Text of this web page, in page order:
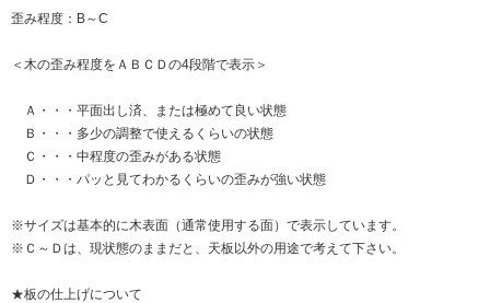
歪み程度：B～C
＜木の歪み程度をＡＢＣＤの4段階で表示＞
Ａ・・・平面出し済、または極めて良い状態
Ｂ・・・多少の調整で使えるくらいの状態
Ｃ・・・中程度の歪みがある状態
Ｄ・・・パッと見てわかるくらいの歪みが強い状態
※サイズは基本的に木表面（通常使用する面）で表示しています。
※Ｃ～Ｄは、現状態のままだと、天板以外の用途で考えて下さい。
★板の仕上げについて